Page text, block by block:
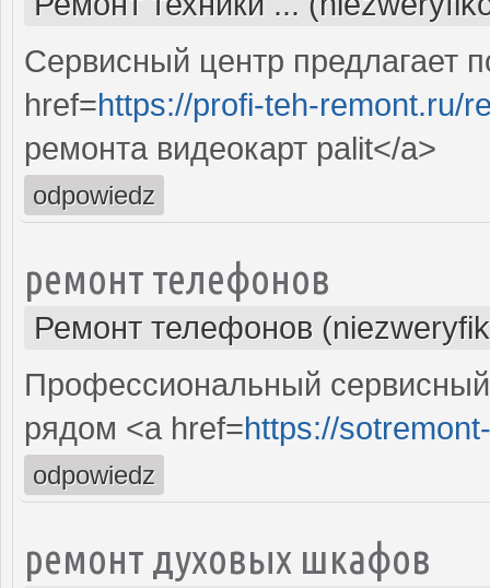
Сервисный центр предлагает
href=https://profi-teh-remont.ru/
ремонта видеокарт palit</a>
odpowiedz
ремонт телефонов
Ремонт телефонов
Профессиональный
рядом <a href=https://
odpowiedz
ремонт духовых шкафов